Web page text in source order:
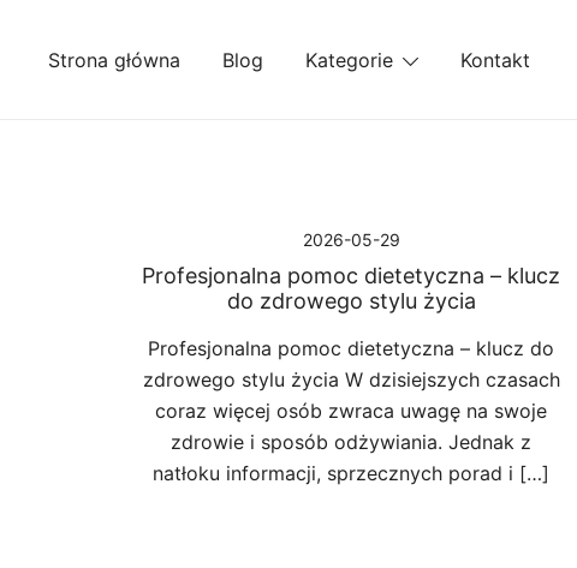
Strona główna Blog Kategorie Kontakt
2026-05-29
Profesjonalna pomoc dietetyczna – klucz
do zdrowego stylu życia
Profesjonalna pomoc dietetyczna – klucz do
zdrowego stylu życia W dzisiejszych czasach
coraz więcej osób zwraca uwagę na swoje
zdrowie i sposób odżywiania. Jednak z
natłoku informacji, sprzecznych porad i […]